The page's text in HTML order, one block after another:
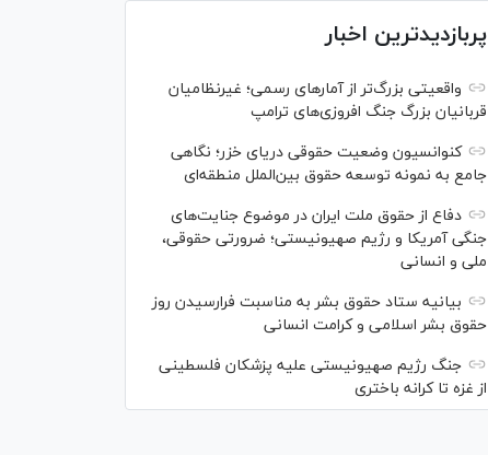
پربازدیدترین اخبار
واقعیتی بزرگ‌تر از آمار‌های رسمی؛ غیرنظامیان
قربانیان بزرگ جنگ افروزی‌های ترامپ
کنوانسیون وضعیت حقوقی دریای خزر؛ نگاهی
جامع به نمونه توسعه حقوق بین‌الملل منطقه‌ای
دفاع از حقوق ملت ایران در موضوع جنایت‌های
جنگی آمریکا و رژیم صهیونیستی؛ ضرورتی حقوقی،
ملی و انسانی
بیانیه ستاد حقوق بشر به مناسبت فرارسیدن روز
حقوق بشر اسلامی و کرامت انسانی
جنگ رژیم صهیونیستی علیه پزشکان فلسطینی
از غزه تا کرانه باختری